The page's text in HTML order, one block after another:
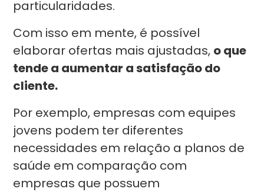
particularidades.
Com isso em mente, é possível
elaborar ofertas mais ajustadas, o que
tende a aumentar a satisfação do
cliente.
Por exemplo, empresas com equipes
jovens podem ter diferentes
necessidades em relação a planos de
saúde em comparação com
empresas que possuem